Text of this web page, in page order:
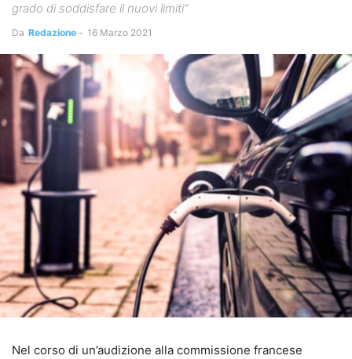
grado di soddisfare il nuovi limiti”
Da Redazione - 16 Marzo 2021
Nel corso di un’audizione alla commissione francese